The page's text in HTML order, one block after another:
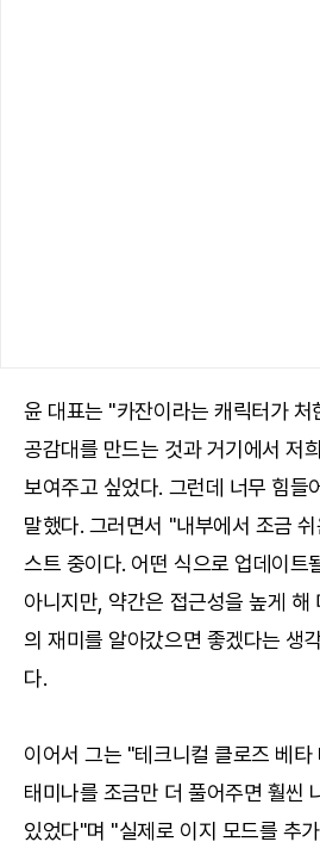
윤 대표는 "카잔이라는 캐릭터가
공감대를 만드는 것과 거기에서 저
보여주고 싶었다. 그런데 너무 힘들
말했다. 그러면서 "내부에서 조금
스트 중이다. 어떤 식으로 업데이트
아니지만, 약간은 접근성을 높게 해
의 재미를 알아갔으면 좋겠다는 생
다.
이어서 그는 "테크니컬 클로즈 베
태미나를 조금만 더 풀어주면 훨씬
있었다"며 "실제로 이지 모드를 추